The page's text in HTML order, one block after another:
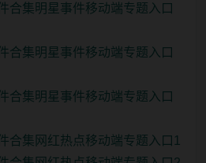
合集明星事件移动端专题入口
合集明星事件移动端专题入口
合集明星事件移动端专题入口
合集网红热点移动端专题入口1